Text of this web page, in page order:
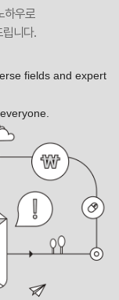
하우로
립니다.
fields and expert